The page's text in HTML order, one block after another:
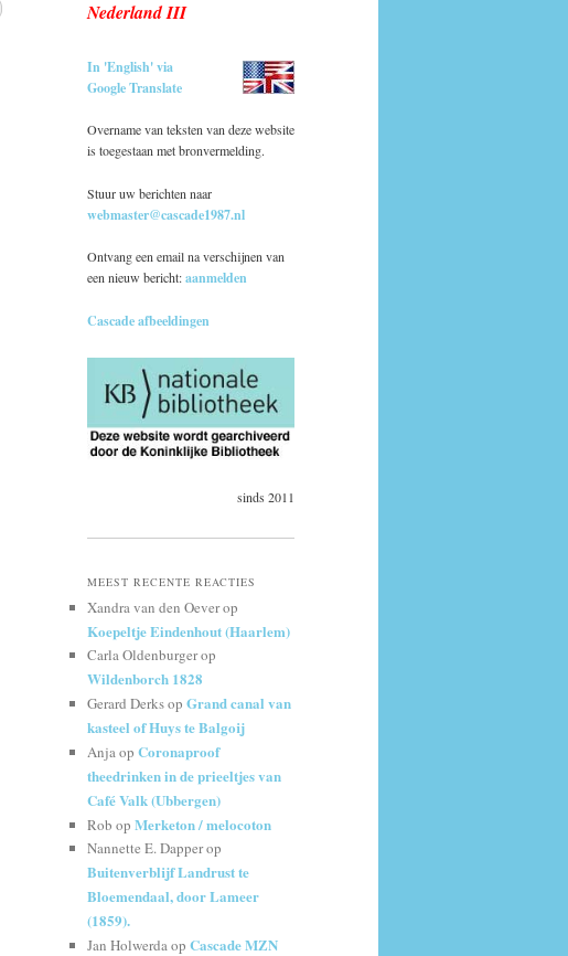
Nederland III
In 'English' via
Google Translate
Overname van teksten van deze website
is toegestaan met bronvermelding.
Stuur uw berichten naar
webmaster@cascade1987.nl
Ontvang een email na verschijnen van
een nieuw bericht:aanmelden
Cascade afbeeldingen
sinds 2011
MEEST RECENTE REACTIES
Xandra van den Oeverop
Koepeltje Eindenhout (Haarlem)
Carla Oldenburgerop
Wildenborch 1828
Gerard Derksop Grand canal van
kasteel of Huys te Balgoij
Anjaop Coronaproof
theedrinken in de prieeltjes van
Café Valk (Ubbergen)
Rob op Merketon / melocoton
Nannette E. Dapperop
Buitenverblijf Landrust te
Bloemendaal, door Lameer
(1859).
Jan Holwerdaop Cascade MZN